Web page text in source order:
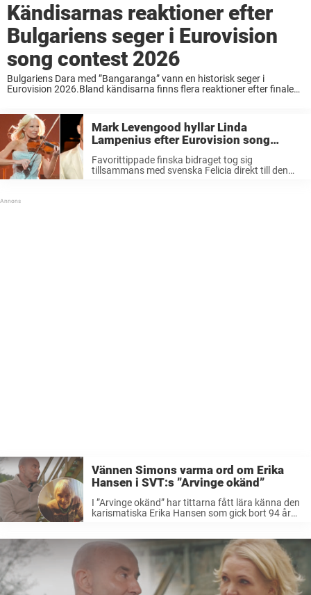
Kändisarnas reaktioner efter
Bulgariens seger i Eurovision
song contest 2026
Bulgariens Dara med ”Bangaranga” vann en historisk seger i
Eurovision 2026.Bland kändisarna finns flera reaktioner efter finalen
Mark Levengood hyllar Linda
Lampenius efter Eurovision song
contest 2026
Favorittippade finska bidraget tog sig
tillsammans med svenska Felicia direkt till den
Vännen Simons varma ord om Erika
Hansen i SVT:s ”Arvinge okänd”
I ”Arvinge okänd” har tittarna fått lära känna den
karismatiska Erika Hansen som gick bort 94 år
tidigare kollega Simon ...